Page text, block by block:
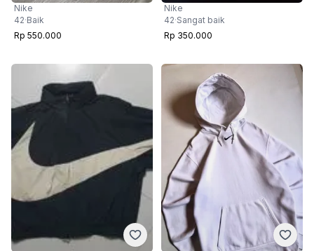
Nike
42·Baik
Rp 550.000
Nike
42·Sangat baik
Rp 350.000